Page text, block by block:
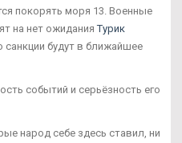
покорять моря 13. Военные
на нет ожиданияТурик
санкции будут в ближайшее
событий и серьёзность его
народ себе здесь ставил, ни